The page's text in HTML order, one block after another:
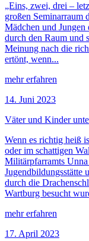
„Eins, zwei, drei –
großen Seminarraum
Mädchen und
durch den Raum und
Meinung nach die
ertönt, wenn...
mehr erfahren
14. Juni 2023
Väter und Kinder
Wenn es richtig heiß
oder im schattigen
Militärpfarramts Unna
Jugendbildungsstätte
durch die
Wartburg besucht
mehr erfahren
17. April 2023